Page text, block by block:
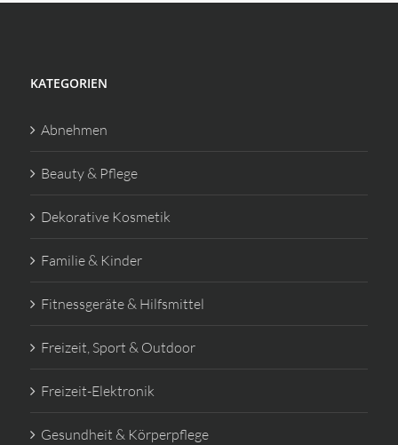
KATEGORIEN
Abnehmen
Beauty & Pflege
Dekorative Kosmetik
Familie & Kinder
Fitnessgeräte & Hilfsmittel
Freizeit, Sport & Outdoor
Freizeit-Elektronik
Gesundheit & Körperpflege